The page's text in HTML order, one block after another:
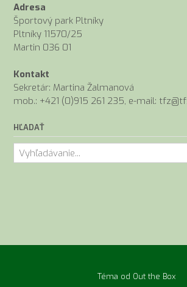
Adresa
Športový park Pltníky
Pltníky 11570/25
Martin 036 01
Kontakt
Sekretár: Martina Žalmanová
mob.: +421 (0)915 261 235, e-mail:
HĽADAŤ
Téma od Out the Box